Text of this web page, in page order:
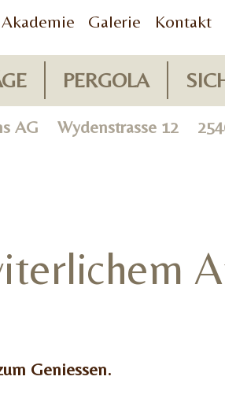
Akademie Galerie Kontakt
PERGOLA
AG Wydenstrasse 12
Geniessen.